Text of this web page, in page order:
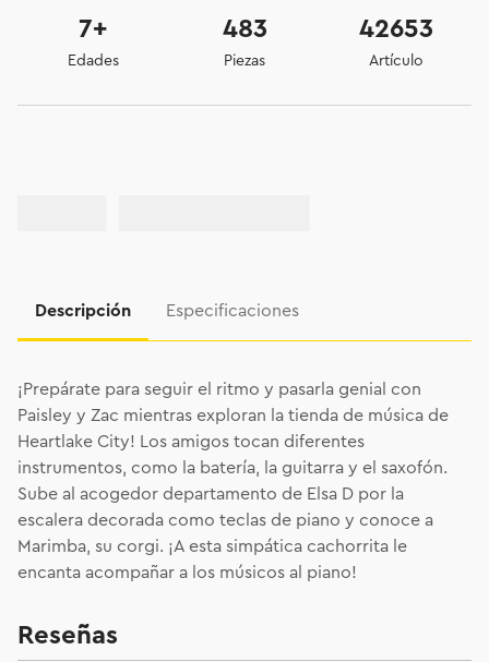
7+
Edades
483
Piezas
42653
Artículo
Descripción Especificaciones
¡Prepárate para seguir el ritmo y pasarla genial con
Paisley y Zac mientras exploran la tienda de música de
Heartlake City! Los amigos tocan diferentes
instrumentos, como la batería, la guitarra y el saxofón.
Sube al acogedor departamento de Elsa D por la
escalera decorada como teclas de piano y conoce a
Marimba, su corgi. ¡A esta simpática cachorrita le
encanta acompañar a los músicos al piano!
Reseñas